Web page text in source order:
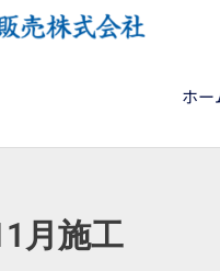
ホー
11月施